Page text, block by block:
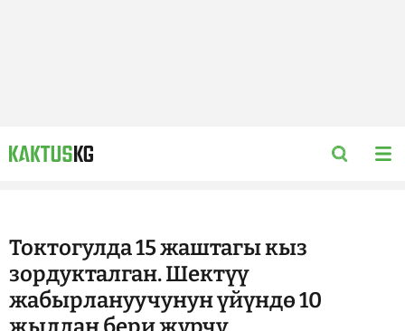
Токтогулда 15 жаштагы кыз
зордукталган. Шектүү
жабырлануучунун үйүндө 10